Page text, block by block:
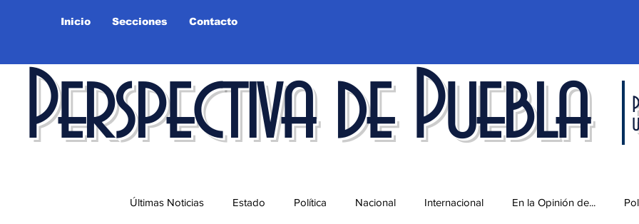
Inicio Secciones Contacto
Perspectiva de Puebla
Últimas Noticias Estado Política Nacional Internacional En la Opinión de...